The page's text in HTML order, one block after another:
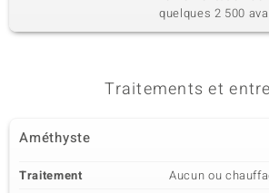
quelques 2 500
Traitements et
Améthyste
Traitement Aucun ou